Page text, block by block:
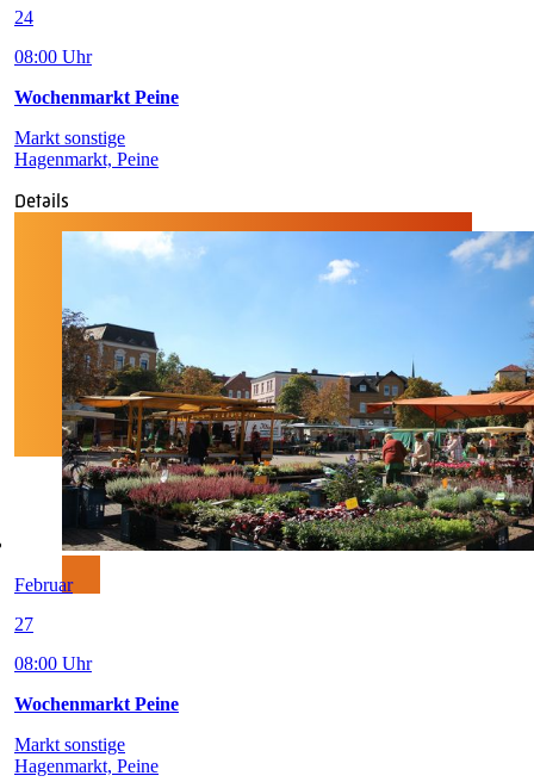
24
08:00 Uhr
Wochenmarkt Peine
Markt sonstige
Hagenmarkt, Peine
Details
Februar
27
08:00 Uhr
Wochenmarkt Peine
Markt sonstige
Hagenmarkt, Peine